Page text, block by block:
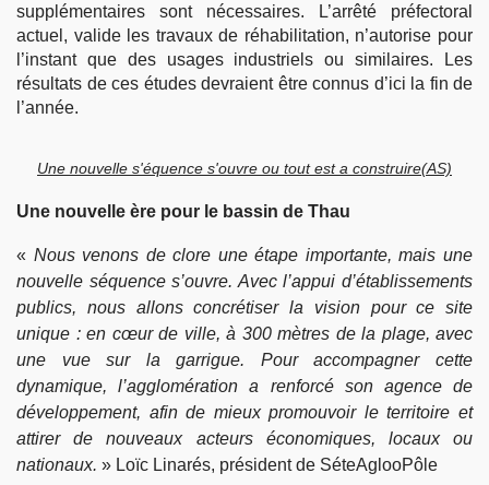
supplémentaires sont nécessaires. L’arrêté préfectoral
actuel, valide les travaux de réhabilitation, n’autorise pour
l’instant que des usages industriels ou similaires. Les
résultats de ces études devraient être connus d’ici la fin de
l’année.
Une nouvelle s'équence s'ouvre ou tout est a construire(AS)
Une nouvelle ère pour le bassin de Thau
« Nous venons de clore une étape importante, mais une
nouvelle séquence s’ouvre. Avec l’appui d’établissements
publics, nous allons concrétiser la vision pour ce site
unique : en cœur de ville, à 300 mètres de la plage, avec
une vue sur la garrigue. Pour accompagner cette
dynamique, l’agglomération a renforcé son agence de
développement, afin de mieux promouvoir le territoire et
attirer de nouveaux acteurs économiques, locaux ou
nationaux. » Loïc Linarés, président de SéteAglooPôle